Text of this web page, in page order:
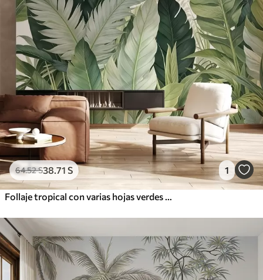
64.52S38.71 S 1
Follaje tropical con varias hojas verdes grandes, incluidas hojas de plátano, hojas de palmera y otras especies de plantas exóticas